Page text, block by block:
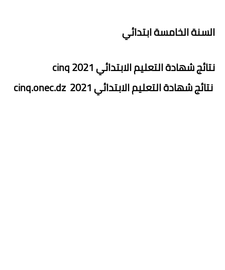
السنة الخامسة ابتدائي
نتائج شهادة التعليم الابتدائي 2021
cinq
نتائج شهادة التعليم الابتدائي 2021 cinq.onec.dz